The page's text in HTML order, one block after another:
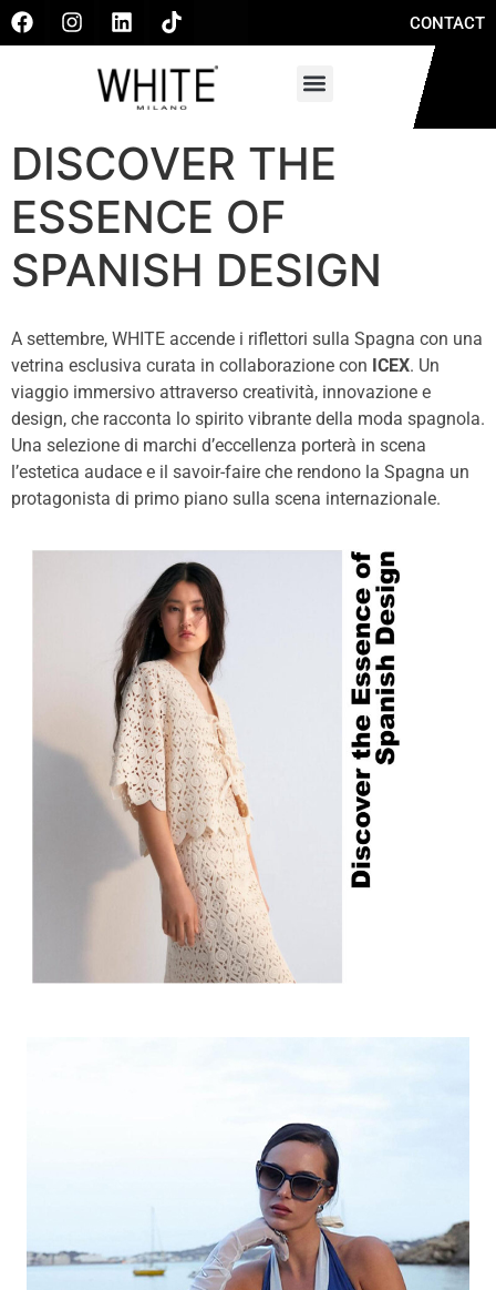
CONTACT
DISCOVER THE
ESSENCE OF
SPANISH DESIGN
A settembre, WHITE accende i riflettori sulla Spagna con una
vetrina esclusiva curata in collaborazione con ICEX. Un
viaggio immersivo attraverso creatività, innovazione e
design, che racconta lo spirito vibrante della moda spagnola.
Una selezione di marchi d’eccellenza porterà in scena
l’estetica audace e il savoir-faire che rendono la Spagna un
protagonista di primo piano sulla scena internazionale.